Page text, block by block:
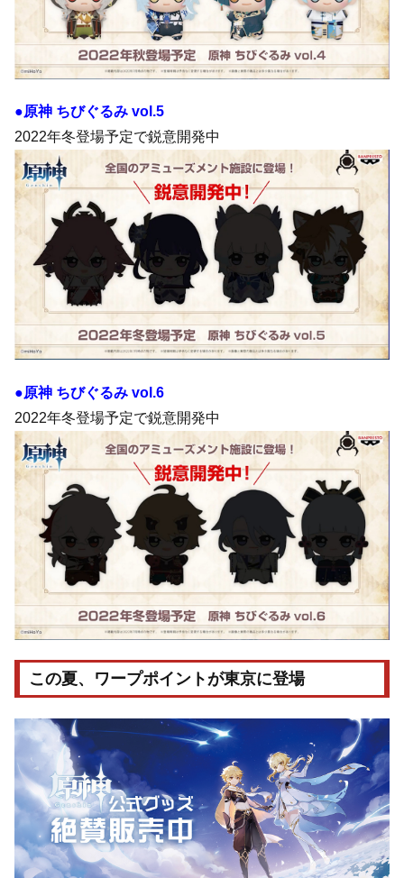
●原神 ちびぐるみ vol.5
2022年冬登場予定で鋭意開発中
●原神 ちびぐるみ vol.6
2022年冬登場予定で鋭意開発中
この夏、ワープポイントが東京に登場